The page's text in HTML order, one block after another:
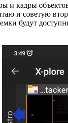
и кадры
и советую
будут